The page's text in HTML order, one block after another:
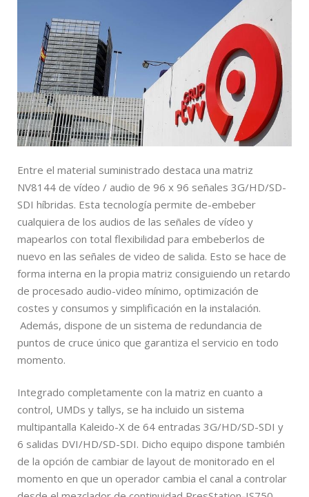
Entre el material suministrado destaca una matriz
NV8144 de vídeo / audio de 96 x 96 señales 3G/HD/SD-
SDI híbridas. Esta tecnología permite de-embeber
cualquiera de los audios de las señales de vídeo y
mapearlos con total flexibilidad para embeberlos de
nuevo en las señales de video de salida. Esto se hace de
forma interna en la propia matriz consiguiendo un retardo
de procesado audio-video mínimo, optimización de
costes y consumos y simplificación en la instalación.
Además, dispone de un sistema de redundancia de
puntos de cruce único que garantiza el servicio en todo
momento.
Integrado completamente con la matriz en cuanto a
control, UMDs y tallys, se ha incluido un sistema
multipantalla Kaleido-X de 64 entradas 3G/HD/SD-SDI y
6 salidas DVI/HD/SD-SDI. Dicho equipo dispone también
de la opción de cambiar de layout de monitorado en el
momento en que un operador cambia el canal a controlar